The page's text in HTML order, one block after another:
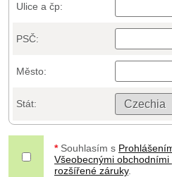
Ulice a čp:
PSČ:
Město:
Stát:
* Souhlasím s
Všeobecnými
rozšířené záruky.